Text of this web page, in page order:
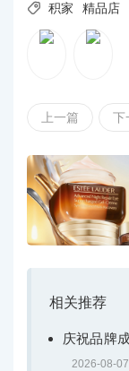
 积家 精品店
上一篇 下
相关推荐
庆祝品牌
2026-08-07